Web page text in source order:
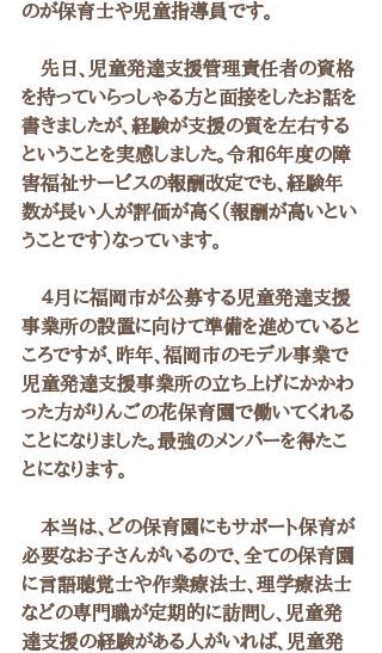
のが保育士や児童指導員です。
先日、児童発達支援管理責任者の資格
を持っていらっしゃる方と面接をしたお話を
書きましたが、経験が支援の質を左右する
ということを実感しました。令和６年度の障
害福祉サービスの報酬改定でも、経験年
数が長い人が評価が高く（報酬が高いとい
うことです）なっています。
４月に福岡市が公募する児童発達支援
事業所の設置に向けて準備を進めていると
ころですが、昨年、福岡市のモデル事業で
児童発達支援事業所の立ち上げにかかわ
った方がりんごの花保育園で働いてくれる
ことになりました。最強のメンバーを得たこ
とになります。
本当は、どの保育園にもサポート保育が
必要なお子さんがいるので、全ての保育園
に言語聴覚士や作業療法士、理学療法士
などの専門職が定期的に訪問し、児童発
達支援の経験がある人がいれば、児童発